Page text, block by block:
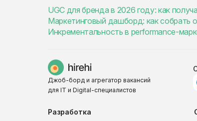
UGC для бренда в 2026 году: как
Маркетинговый дашборд: как собрать
Инкрементальность в performance-
Джоб-борд и агрегатор вакансий
для IT и Digital-специалистов
Разработка